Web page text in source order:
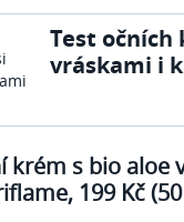
Test očních
vráskami i
krém s bio aloe
199 Kč